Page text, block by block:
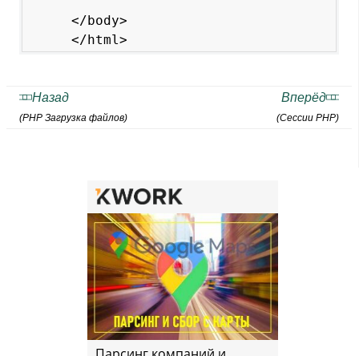
</body>
Назад
(PHP Загрузка файлов)
Вперёд
(Сессии PHP)